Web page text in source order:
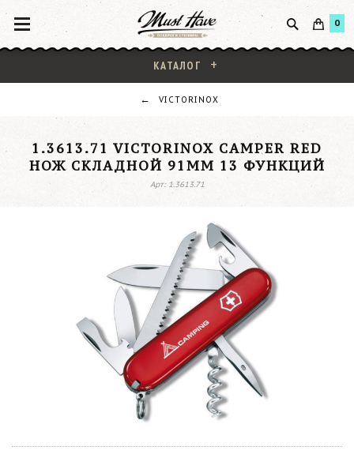
0
КАТАЛОГ
VICTORINOX
1.3613.71 VICTORINOX CAMPER RED
НОЖ СКЛАДНОЙ 91ММ 13 ФУНКЦИЙ
Арт: 1.3613.71